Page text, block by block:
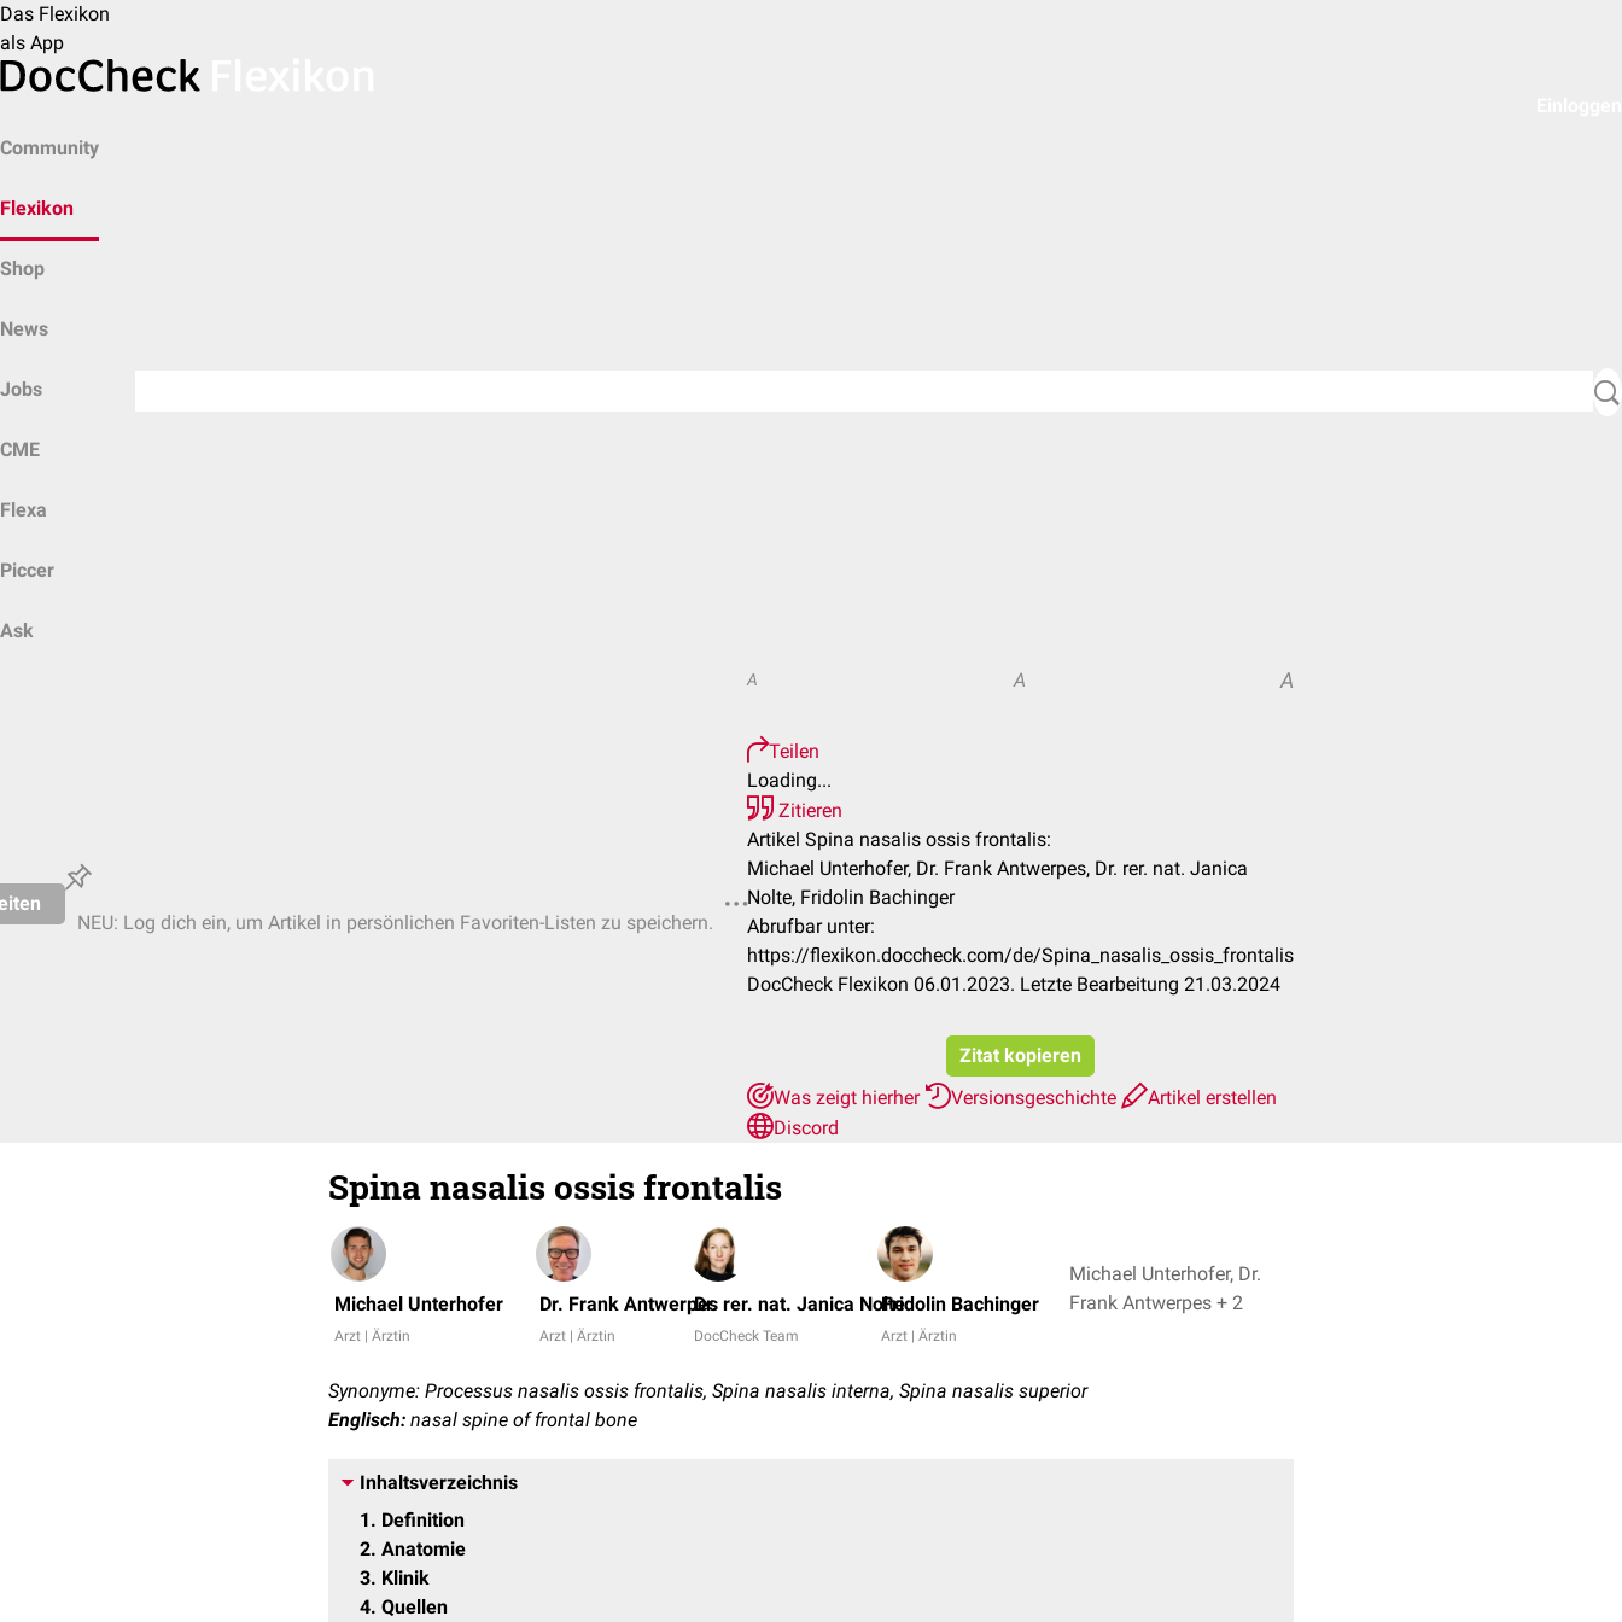
Das Flexikon
als App
Community
Flexikon
Shop
News
Jobs
CME
Flexa
Piccer
Ask
NEU: Log dich ein, um Artikel in persönlichen Favoriten-Listen zu speichern.
A A A
Teilen
Loading...
Zitieren
Artikel Spina nasalis ossis frontalis:
Michael Unterhofer, Dr. Frank Antwerpes, Dr. rer. nat. Janica
Nolte, Fridolin Bachinger
Abrufbar unter:
https://flexikon.doccheck.com/de/Spina_nasalis_ossis_frontalis
DocCheck Flexikon 06.01.2023. Letzte Bearbeitung 21.03.2024
Zitat kopieren
Was zeigt hierher
Versionsgeschichte
Artikel erstellen
Discord
Spina nasalis ossis frontalis
Michael Unterhofer
Arzt | Ärztin
Dr. Frank Antwerpes
Arzt | Ärztin
Dr. rer. nat. Janica Nolte
DocCheck Team
Fridolin Bachinger
Arzt | Ärztin
Michael Unterhofer, Dr.
Frank Antwerpes + 2
Synonyme: Processus nasalis ossis frontalis, Spina nasalis interna, Spina nasalis superior
Englisch: nasal spine of frontal bone
Inhaltsverzeichnis
1
Definition
2 Anatomie
3 Klinik
4 Quellen